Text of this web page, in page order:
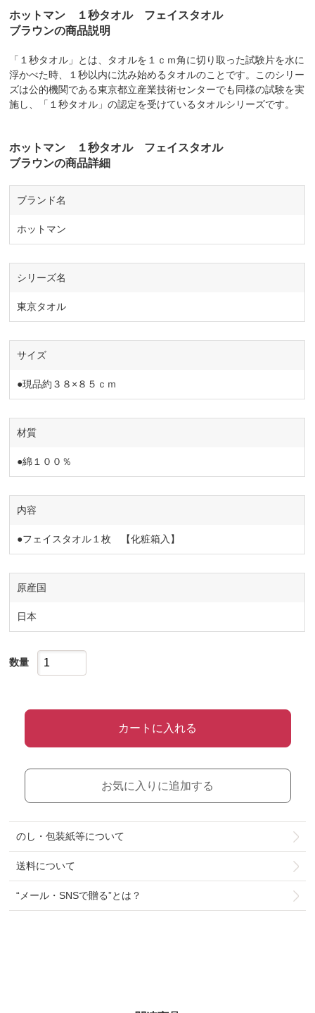
ホットマン １秒タオル フェイスタオル
ブラウンの商品説明
「１秒タオル」とは、タオルを１ｃｍ角に切り取った試験片を水に
浮かべた時、１秒以内に沈み始めるタオルのことです。このシリー
ズは公的機関である東京都立産業技術センターでも同様の試験を実
施し、「１秒タオル」の認定を受けているタオルシリーズです。
ホットマン １秒タオル フェイスタオル
ブラウンの商品詳細
ブランド名
ホットマン
シリーズ名
東京タオル
サイズ
●現品約３８×８５ｃｍ
材質
●綿１００％
内容
●フェイスタオル１枚 【化粧箱入】
原産国
日本
数量
カートに入れる
お気に入りに追加する
のし・包装紙等について
送料について
“メール・SNSで贈る”とは？